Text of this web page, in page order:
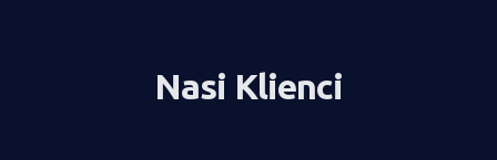
Nasi Klienci